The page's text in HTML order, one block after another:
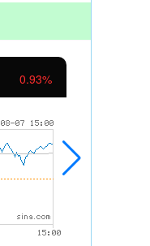
1.01%